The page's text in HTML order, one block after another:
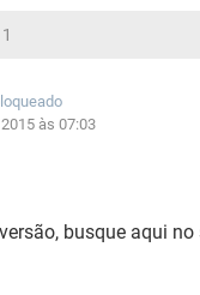
às 07:03
busque aqui